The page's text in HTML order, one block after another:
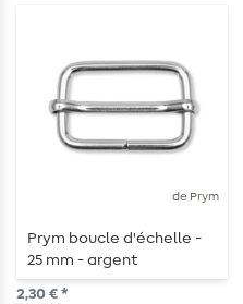
de Prym
Prym boucle d'échelle -
25 mm - argent
2,30 € *